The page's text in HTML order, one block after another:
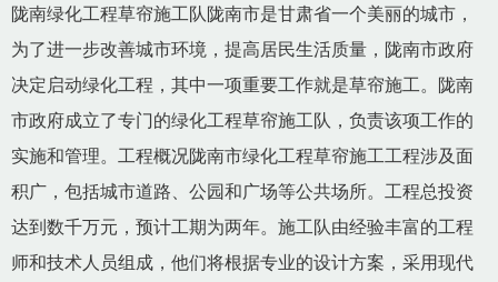
陇南绿化工程草帘施工队陇南市是甘肃省一个美丽的城市，
为了进一步改善城市环境，提高居民生活质量，陇南市政府
决定启动绿化工程，其中一项重要工作就是草帘施工。陇南
市政府成立了专门的绿化工程草帘施工队，负责该项工作的
实施和管理。工程概况陇南市绿化工程草帘施工工程涉及面
积广，包括城市道路、公园和广场等公共场所。工程总投资
达到数千万元，预计工期为两年。施工队由经验丰富的工程
师和技术人员组成，他们将根据专业的设计方案，采用现代